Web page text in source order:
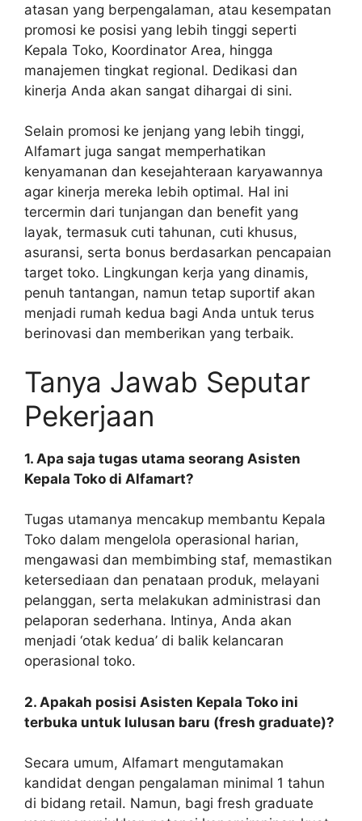
atasan yang berpengalaman, atau kesempatan
promosi ke posisi yang lebih tinggi seperti
Kepala Toko, Koordinator Area, hingga
manajemen tingkat regional. Dedikasi dan
kinerja Anda akan sangat dihargai di sini.
Selain promosi ke jenjang yang lebih tinggi,
Alfamart juga sangat memperhatikan
kenyamanan dan kesejahteraan karyawannya
agar kinerja mereka lebih optimal. Hal ini
tercermin dari tunjangan dan benefit yang
layak, termasuk cuti tahunan, cuti khusus,
asuransi, serta bonus berdasarkan pencapaian
target toko. Lingkungan kerja yang dinamis,
penuh tantangan, namun tetap suportif akan
menjadi rumah kedua bagi Anda untuk terus
berinovasi dan memberikan yang terbaik.
Tanya Jawab Seputar
Pekerjaan
1. Apa saja tugas utama seorang Asisten
Kepala Toko di Alfamart?
Tugas utamanya mencakup membantu Kepala
Toko dalam mengelola operasional harian,
mengawasi dan membimbing staf, memastikan
ketersediaan dan penataan produk, melayani
pelanggan, serta melakukan administrasi dan
pelaporan sederhana. Intinya, Anda akan
menjadi ‘otak kedua’ di balik kelancaran
operasional toko.
2. Apakah posisi Asisten Kepala Toko ini
terbuka untuk lulusan baru (fresh graduate)?
Secara umum, Alfamart mengutamakan
kandidat dengan pengalaman minimal 1 tahun
di bidang retail. Namun, bagi fresh graduate